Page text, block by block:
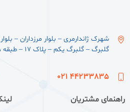
شهرک ژاندارمری – بلوار مرزداران –
گلبرگ – گلبرگ یکم – پلاک ۱۷ – طبقه همکف
44233835 021
راهنمای مشتریان